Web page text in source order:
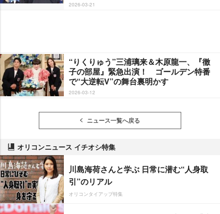
2026-03-21
“りくりゅう”三浦璃来＆木原龍一、『徹
子の部屋』緊急出演！ ゴールデン特番
で“大逆転V”の舞台裏明かす
2026-03-12
ニュース一覧へ戻る
オリコンニュース イチオシ特集
川島海荷さんと学ぶ 日常に潜む“人身取
引”のリアル
オリコンタイアップ特集